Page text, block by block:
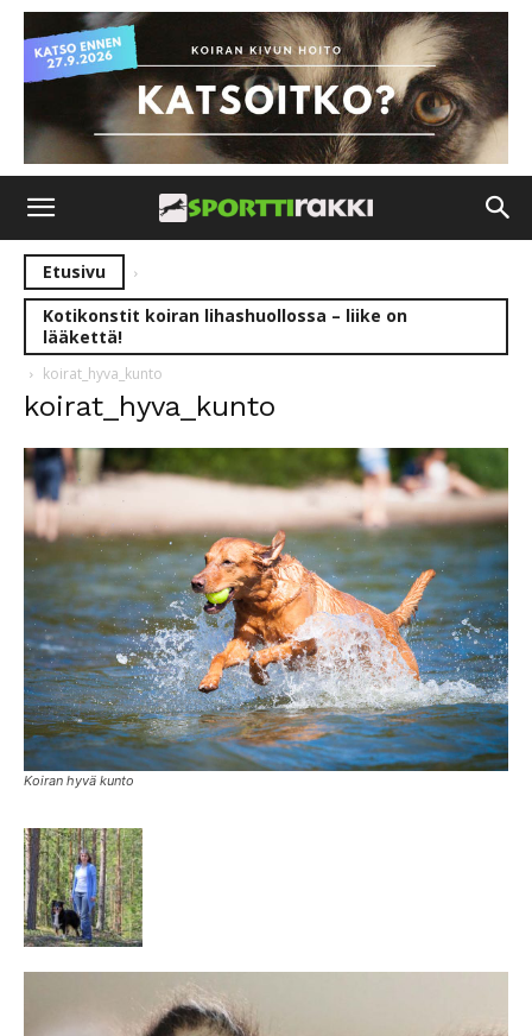
Etusivu
Kotikonstit koiran lihashuollossa – liike on
lääkettä!
koirat_hyva_kunto
koirat_hyva_kunto
Koiran hyvä kunto